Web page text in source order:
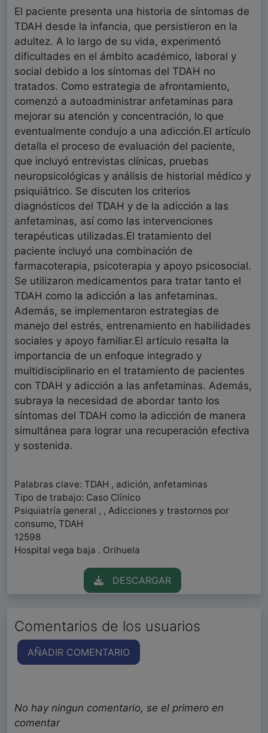
El paciente presenta una historia de síntomas de
TDAH desde la infancia, que persistieron en la
adultez. A lo largo de su vida, experimentó
dificultades en el ámbito académico, laboral y
social debido a los síntomas del TDAH no
tratados. Como estrategia de afrontamiento,
comenzó a autoadministrar anfetaminas para
mejorar su atención y concentración, lo que
eventualmente condujo a una adicción.El artículo
detalla el proceso de evaluación del paciente,
que incluyó entrevistas clínicas, pruebas
neuropsicológicas y análisis de historial médico y
psiquiátrico. Se discuten los criterios
diagnósticos del TDAH y de la adicción a las
anfetaminas, así como las intervenciones
terapéuticas utilizadas.El tratamiento del
paciente incluyó una combinación de
farmacoterapia, psicoterapia y apoyo psicosocial.
Se utilizaron medicamentos para tratar tanto el
TDAH como la adicción a las anfetaminas.
Además, se implementaron estrategias de
manejo del estrés, entrenamiento en habilidades
sociales y apoyo familiar.El artículo resalta la
importancia de un enfoque integrado y
multidisciplinario en el tratamiento de pacientes
con TDAH y adicción a las anfetaminas. Además,
subraya la necesidad de abordar tanto los
síntomas del TDAH como la adicción de manera
simultánea para lograr una recuperación efectiva
y sostenida.
Palabras clave: TDAH , adición, anfetaminas
Tipo de trabajo: Caso Clínico
Psiquiatría general , , Adicciones y trastornos por
consumo, TDAH
12598
Hospital vega baja . Orihuela
DESCARGAR
Comentarios de los usuarios
AÑADIR COMENTARIO
No hay ningun comentario, se el primero en
comentar